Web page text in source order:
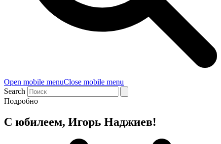
Open mobile menuClose mobile menu
Search
Подробно
С юбилеем, Игорь Наджиев!